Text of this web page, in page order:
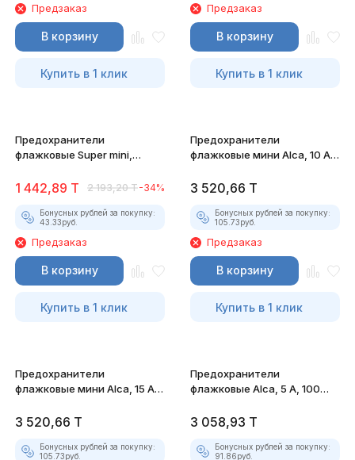
Предзаказ
В корзину
Купить в 1 клик
Предзаказ
В корзину
Купить в 1 клик
Предохранители
флажковые Super mini,
1 442,89 T 2 193,20 T-34%
Бонусных рублей за покупку:
43.33руб.
Предзаказ
В корзину
Купить в 1 клик
Предохранители
флажковые мини Alca, 10 А,
3 520,66 T
Бонусных рублей за покупку:
105.73руб.
Предзаказ
В корзину
Купить в 1 клик
Предохранители
флажковые мини Alca, 15 А,
3 520,66 T
Бонусных рублей за покупку:
105.73руб.
Предохранители
флажковые Alca, 5 А, 100
3 058,93 T
Бонусных рублей за покупку:
91.86руб.